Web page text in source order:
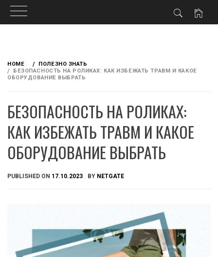
content
HOME
ПОЛЕЗНО ЗНАТЬ
БЕЗОПАСНОСТЬ НА РОЛИКАХ: КАК ИЗБЕЖАТЬ ТРАВМ И КАКОЕ
ОБОРУДОВАНИЕ ВЫБРАТЬ
БЕЗОПАСНОСТЬ НА РОЛИКАХ:
КАК ИЗБЕЖАТЬ ТРАВМ И КАКОЕ
ОБОРУДОВАНИЕ ВЫБРАТЬ
PUBLISHED ON 17.10.2023 BY NETGATE